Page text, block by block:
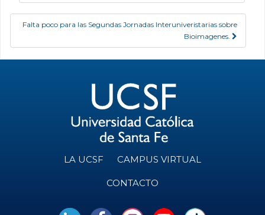
Falta poco para las Segundas Jornadas Interuniveristarias sobre
Bioimagenes.
LA UCSF CAMPUS VIRTUAL
CONTACTO